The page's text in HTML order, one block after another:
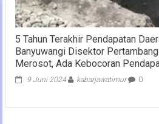
5 Tahun Terakhir Pendapatan
Banyuwangi Disektor
Merosot, Ada Kebocoran
9 Juni 2024 kabarjawatimur 0